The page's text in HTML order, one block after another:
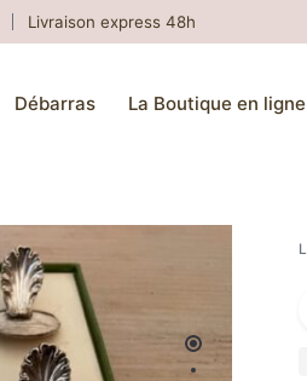
Livraison express 48h
Débarras La Boutique en ligne